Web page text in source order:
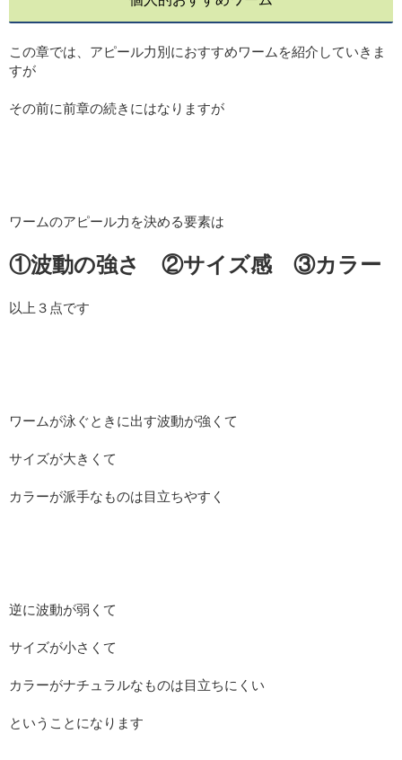
この章では、アピール力別におすすめワームを紹介していきま
すが
その前に前章の続きにはなりますが
ワームのアピール力を決める要素は
①波動の強さ ②サイズ感 ③カラー
以上３点です
ワームが泳ぐときに出す波動が強くて
サイズが大きくて
カラーが派手なものは目立ちやすく
逆に波動が弱くて
サイズが小さくて
カラーがナチュラルなものは目立ちにくい
ということになります